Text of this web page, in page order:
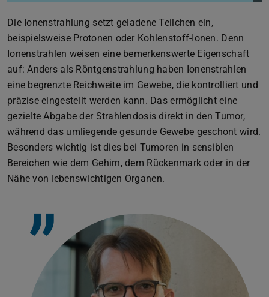
Die Ionenstrahlung setzt geladene Teilchen ein,
beispielsweise Protonen oder Kohlenstoff-Ionen. Denn
Ionenstrahlen weisen eine bemerkenswerte Eigenschaft
auf: Anders als Röntgenstrahlung haben Ionenstrahlen
eine begrenzte Reichweite im Gewebe, die kontrolliert und
präzise eingestellt werden kann. Das ermöglicht eine
gezielte Abgabe der Strahlendosis direkt in den Tumor,
während das umliegende gesunde Gewebe geschont wird.
Besonders wichtig ist dies bei Tumoren in sensiblen
Bereichen wie dem Gehirn, dem Rückenmark oder in der
Nähe von lebenswichtigen Organen.
”